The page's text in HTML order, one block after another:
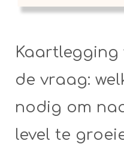
Kaartlegging
de vraag:
nodig om
level te